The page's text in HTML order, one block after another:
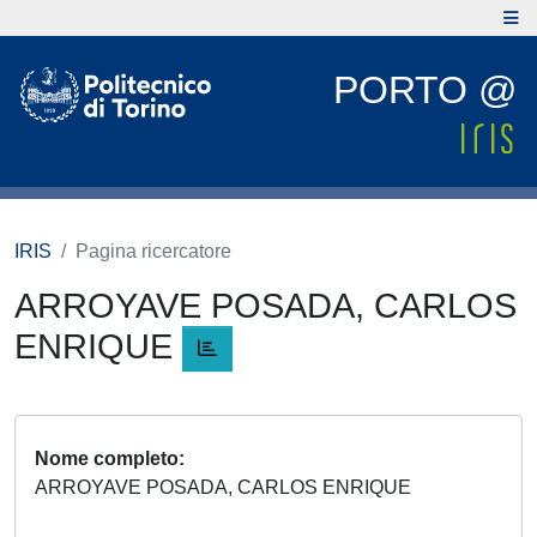
PORTO @
IRIS Pagina ricercatore
ARROYAVE POSADA, CARLOS
ENRIQUE
Nome completo
ARROYAVE POSADA, CARLOS ENRIQUE